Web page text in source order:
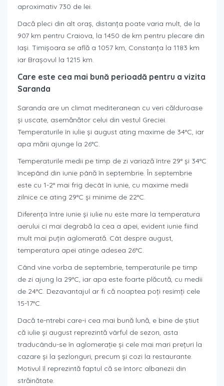
aproximativ 730 de lei.
Dacă pleci din alt oraș, distanța poate varia mult, de la
907 km pentru Craiova, la 1450 de km pentru plecare din
Iași. Timișoara se află a 1057 km, Constanța la 1183 km
iar Brașovul la 1215 km.
Care este cea mai bună perioadă pentru a vizita
Saranda
Saranda are un climat mediteranean cu veri călduroase
și uscate, asemănător celui din vestul Greciei.
Temperaturile în iulie și august ating maxime de 34°C, iar
apa mării ajunge la 26°C.
Temperaturile medii pe timp de zi variază între 29° și 34°C
începând din iunie până în septembrie. În septembrie
este cu 1-2° mai frig decât în iunie, cu maxime medii
zilnice ce ating 29°C și minime de 22°C.
Diferența între iunie și iulie nu este mare la temperatura
aerului ci mai degrabă la cea a apei, evident iunie fiind
mult mai puțin aglomerată. Cât despre august,
temperatura apei atinge adesea 26°C.
Când vine vorba de septembrie, temperaturile pe timp
de zi ajung la 29°C, iar apa este foarte plăcută, cu medii
de 24°C. Dezavantajul ar fi că noaptea poți resimți cele
15-17°C.
Dacă te-ntrebi care-i cea mai bună lună, e bine de știut
că iulie și august reprezintă vârful de sezon, asta
traducându-se în aglomerație și cele mai mari prețuri la
cazare și la șezlonguri, precum și cozi la restaurante.
Motivul îl reprezintă faptul că se întorc albanezii din
străinătate.